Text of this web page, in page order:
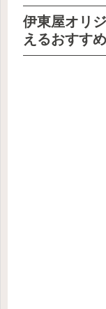
伊東屋オリ
えるおすす